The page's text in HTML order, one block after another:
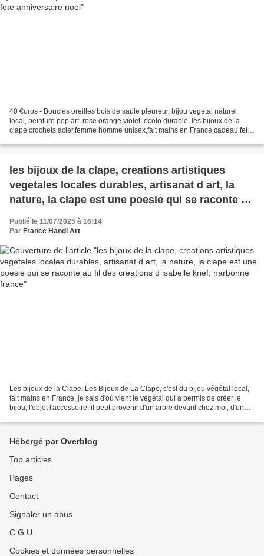
40 €uros - Boucles oreilles bois de saule pleureur, bijou vegetal naturel
local, peinture pop art, rose orange violet, ecolo durable, les bijoux de la
clape,crochets acier,femme homme unisex,fait mains en France,cadeau fete
les bijoux de la clape, creations artistiques
vegetales locales durables, artisanat d art, la
nature, la clape est une poesie qui se raconte au
fil des creations d isabelle krief, narbonne
france
Publié le 11/07/2025 à 16:14
Par France Handi Art
Les bijoux de la Clape, Les Bijoux de La Clape, c'est du bijou végétal local,
fait mains en France, je sais d'où vient le végétal qui a permis de créer le
bijou, l'objet l'accessoire, il peut provenir d'un arbre devant chez moi, d'un
Hébergé par Overblog
Top articles
Pages
Contact
Signaler un abus
C.G.U.
Cookies et données personnelles